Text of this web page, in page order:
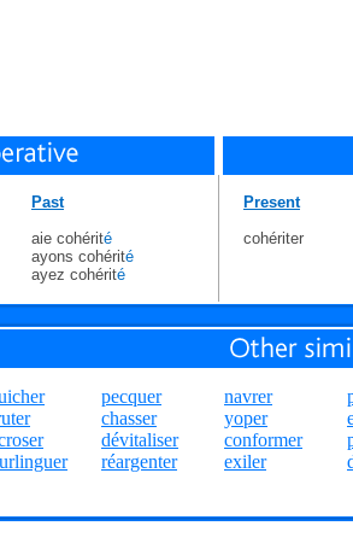
Past
aie cohérité
ayons cohérité
ayez cohérité
Present
cohériter
pecquer
chasser
dévitaliser
réargenter
navrer
yoper
conformer
exiler